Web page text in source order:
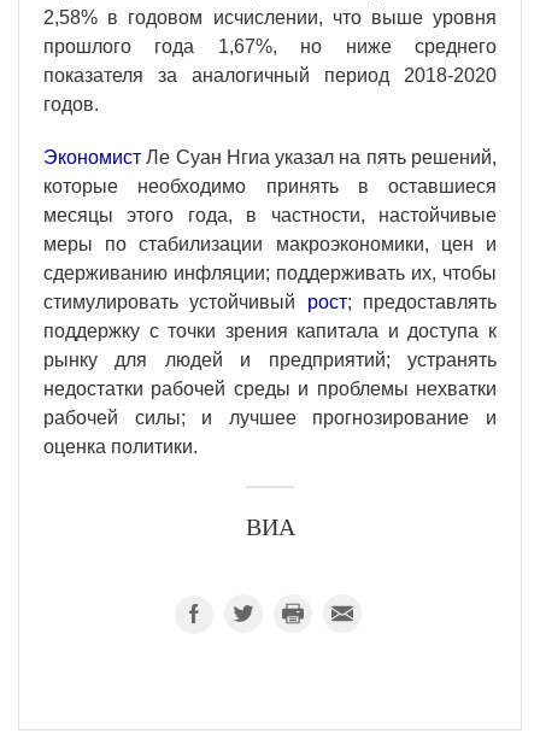
2,58% в годовом исчислении, что выше уровня
прошлого года 1,67%, но ниже среднего
показателя за аналогичный период 2018-2020
годов.
Экономист Ле Суан Нгиа указал на пять решений,
которые необходимо принять в оставшиеся
месяцы этого года, в частности, настойчивые
меры по стабилизации макроэкономики, цен и
сдерживанию инфляции; поддерживать их, чтобы
стимулировать устойчивый рост; предоставлять
поддержку с точки зрения капитала и доступа к
рынку для людей и предприятий; устранять
недостатки рабочей среды и проблемы нехватки
рабочей силы; и лучшее прогнозирование и
оценка политики.
ВИА